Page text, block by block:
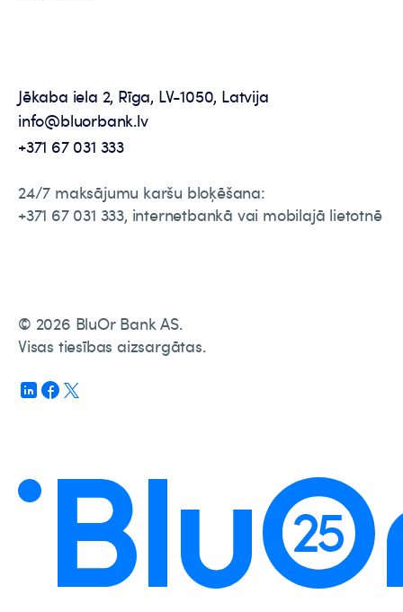
Jēkaba iela 2, Rīga, LV-1050, Latvija
info@bluorbank.lv
+371 67 031 333
24/7 maksājumu karšu bloķēšana:
+371 67 031 333, internetbankā vai mobilajā lietotnē
© 2026 BluOr Bank AS.
Visas tiesības aizsargātas.